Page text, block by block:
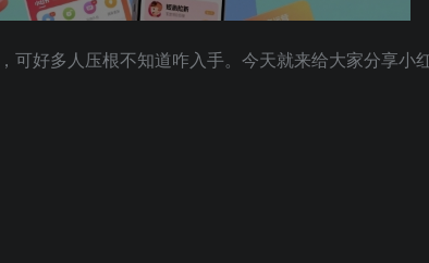
可好多人压根不知道咋入手。今天就来给大家分享小